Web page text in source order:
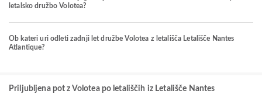
letalsko družbo Volotea?
Ob kateri uri odleti zadnji let družbe Volotea z letališča Letališče Nantes
Atlantique?
Priljubljena pot z Volotea po letališčih iz Letališče Nantes